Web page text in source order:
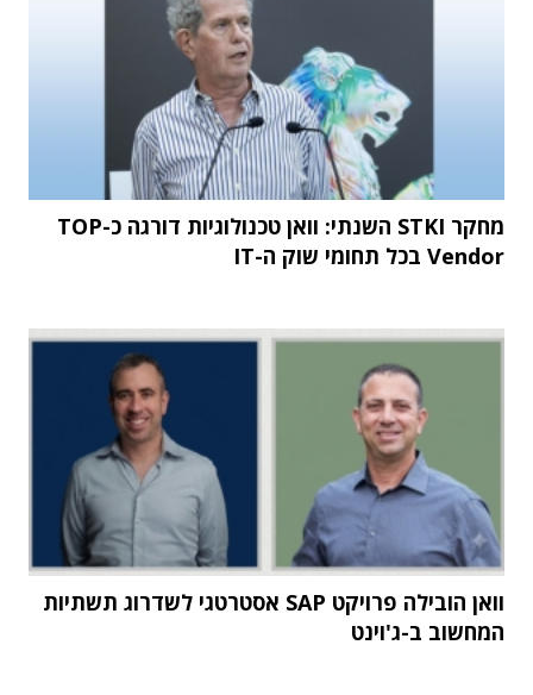
מחקר STKI השנתי: וואן טכנולוגיות דורגה כ-TOP
Vendor בכל תחומי שוק ה-IT
וואן הובילה פרויקט SAP אסטרטגי לשדרוג תשתיות
המחשוב ב-ג'וינט